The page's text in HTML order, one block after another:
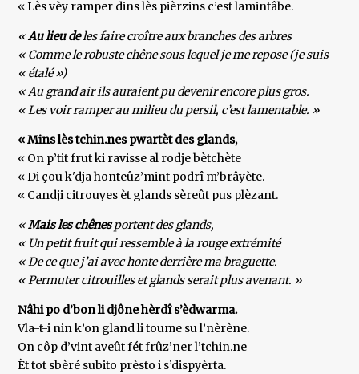
« Lès vèy ramper dins lès pièrzins c’est lamintâbe.
«Au lieu deles faire croître aux branches des arbres
« Comme le robuste chêne sous lequel je me repose (je suis
« étalé »)
« Au grand air ils auraient pu devenir encore plus gros.
« Les voir ramper au milieu du persil, c’est lamentable. »
« Mins lès tchin.nes pwartèt des glands,
« On p’tit frut ki ravisse al rodje bètchète
« Di çou k'dja honteûz’mint podrî m’brâyète.
« Candji citrouyes èt glands sèreût pus plèzant.
«Mais les chênesportent des glands,
« Un petit fruit qui ressemble à la rouge extrémité
« De ce que j’ai avec honte derrière ma braguette.
« Permuter citrouilles et glands serait plus avenant. »
Nâhi po d’bon li djône hèrdî s’èdwarma.
Vla-t-i nin k’on gland li toume su l’nèrène.
On côp d’vint aveût fét frûz’ner l’tchin.ne
Èt tot sbèré subito prèsto i s’dispyèrta.